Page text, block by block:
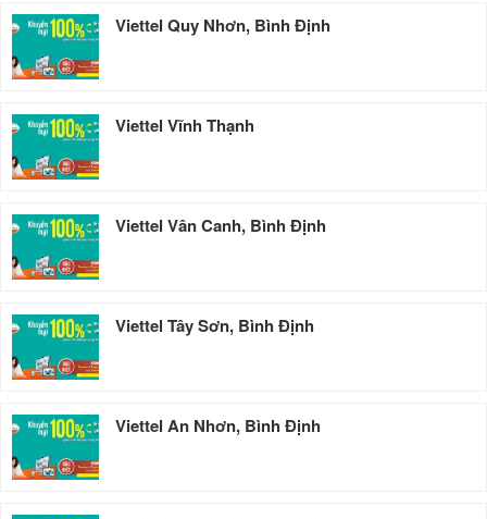
Viettel Quy Nhơn, Bình Định
Viettel Vĩnh Thạnh
Viettel Vân Canh, Bình Định
Viettel Tây Sơn, Bình Định
Viettel An Nhơn, Bình Định